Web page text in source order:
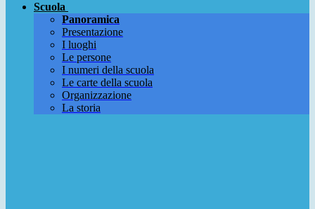
Scuola
Panoramica
Presentazione
I luoghi
Le persone
I numeri della scuola
Le carte della scuola
Organizzazione
La storia